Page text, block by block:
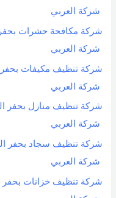
شركة العربي
شركة العربي
شركة العربي
شركة العربي
شركة العربي